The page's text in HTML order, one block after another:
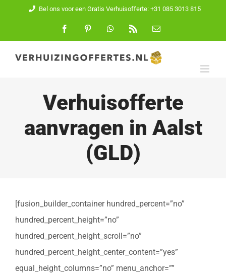
inhoud
Bel ons voor een Gratis Verhuisofferte: +31 085 3013 815
FacebookPinterest WhatsApp
E-
Verhuisofferte
aanvragen in Aalst
(GLD)
[fusion_builder_container hundred_percent=”no”
hundred_percent_height=”no”
hundred_percent_height_scroll=”no”
hundred_percent_height_center_content=”yes”
equal_height_columns=”no” menu_anchor=””